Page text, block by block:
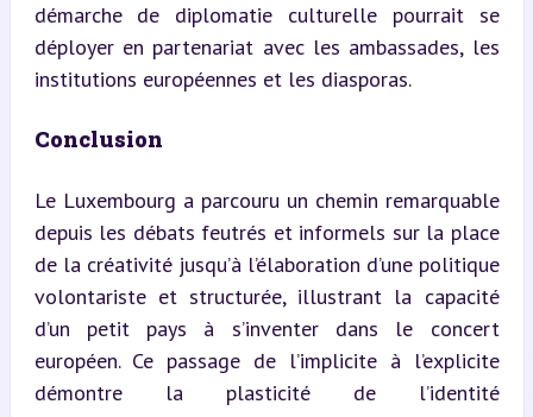
démarche de diplomatie culturelle pourrait se
déployer en partenariat avec les ambassades, les
institutions européennes et les diasporas.
Conclusion
Le Luxembourg a parcouru un chemin remarquable
depuis les débats feutrés et informels sur la place
de la créativité jusqu’à l’élaboration d’une politique
volontariste et structurée, illustrant la capacité
d’un petit pays à s’inventer dans le concert
européen. Ce passage de l’implicite à l’explicite
démontre la plasticité de l’identité